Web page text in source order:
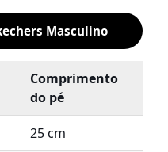
Masculino
Comprimento
do pé
25 cm